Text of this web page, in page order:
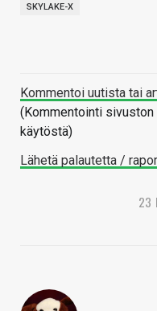
SKYLAKE-X
Kommentoi uutista tai
(Kommentointi
käytöstä)
Lähetä palautetta /
23